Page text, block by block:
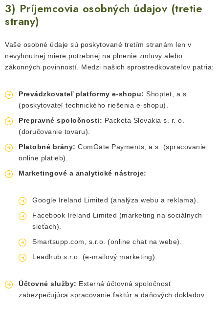
3) Príjemcovia osobných údajov (tretie
strany)
Vaše osobné údaje sú poskytované tretím stranám len v
nevyhnutnej miere potrebnej na plnenie zmluvy alebo
zákonných povinností. Medzi našich sprostredkovateľov patria:
Prevádzkovateľ platformy e-shopu: Shoptet, a.s.
(poskytovateľ technického riešenia e-shopu).
Prepravné spoločnosti: Packeta Slovakia s. r. o.
(doručovanie tovaru).
Platobné brány: ComGate Payments, a.s. (spracovanie
online platieb).
Marketingové a analytické nástroje:
Google Ireland Limited (analýza webu a reklama).
Facebook Ireland Limited (marketing na sociálnych
sieťach).
Smartsupp.com, s.r.o. (online chat na webe).
Leadhub s.r.o. (e-mailový marketing).
Účtovné služby: Externá účtovná spoločnosť
zabezpečujúca spracovanie faktúr a daňových dokladov.